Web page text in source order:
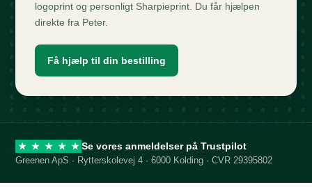
logoprint og personligt Sharpieprint. Du får hjælpen
direkte fra Peter.
Få hjælp til din bestilling
Greenen ApS · Rytterskolevej 4 · 6000 Kolding · CVR 29395802
★ ★ ★ ★ ★ Se vores anmeldelser på Trustpilot